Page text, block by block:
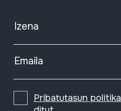
Izena
Emaila
Pribatutasun politika